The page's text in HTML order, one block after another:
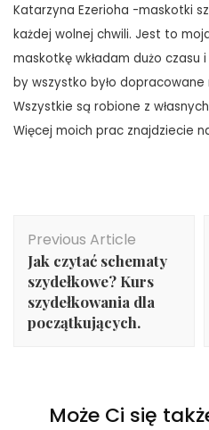
Katarzyna Ezerioha -maskotki
każdej wolnej chwili. Jest to
maskotkę wkładam dużo czasu
by wszystko było
Wszystkie są robione z
Więcej moich prac znajdziecie
Navigation
Previous Article
Jak czytać schematy
szydełkowe? Kurs
szydełkowania dla
początkujących.
Może Ci się